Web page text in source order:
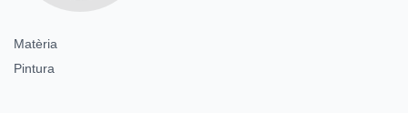
Matèria
Pintura